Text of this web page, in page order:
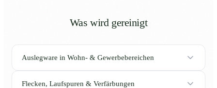
Was wird gereinigt
Auslegware in Wohn- & Gewerbebereichen
Flecken, Laufspuren & Verfärbungen